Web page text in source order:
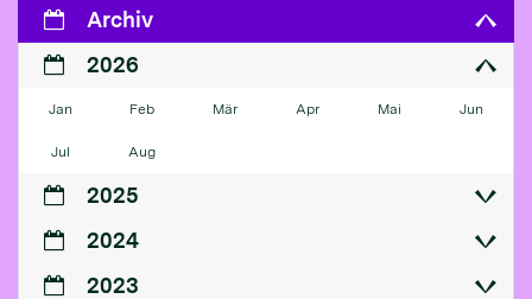
Archiv
2026
Jan Feb Mär Apr Mai Jun
Jul Aug
2025
2024
2023